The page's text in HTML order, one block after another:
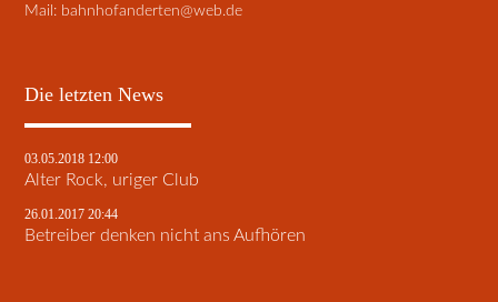
Mail: bahnhofanderten@web.de
Die letzten News
03.05.2018 12:00
Alter Rock, uriger Club
26.01.2017 20:44
Betreiber denken nicht ans Aufhören